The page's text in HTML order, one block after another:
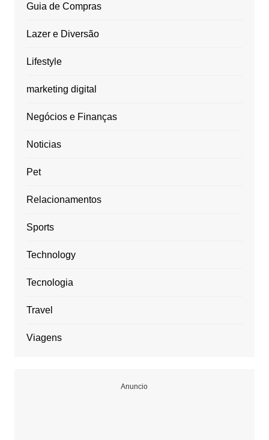
Guia de Compras
Lazer e Diversão
Lifestyle
marketing digital
Negócios e Finanças
Noticias
Pet
Relacionamentos
Sports
Technology
Tecnologia
Travel
Viagens
Anuncio